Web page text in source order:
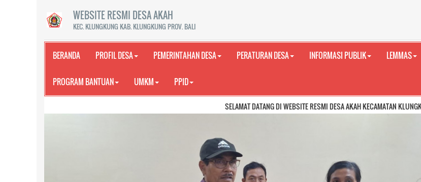
WEBSITE RESMI DESA AKAH
KEC. KLUNGKUNG KAB. KLUNGKUNG PROV. BALI
BERANDA PROFIL DESA PEMERINTAHAN DESA PERATURAN DESA INFORMASI PUBLIK LEMMAS
PROGRAM BANTUAN UMKM PPID
SELAMAT DATANG DI WEBSITE RESMI DESA AKAH KECAMATAN KLUNGKUNG